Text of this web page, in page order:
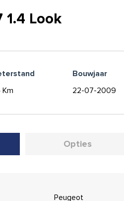
Look
Bouwjaar
Km 22-07-2009
Opties
Peugeot